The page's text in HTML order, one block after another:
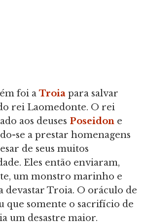
foi a Troia para salvar
rei Laomedonte. O rei
aos deuses Poseidon e
se a prestar homenagens
de seus muitos
Eles então enviaram,
um monstro marinho e
devastar Troia. O oráculo de
que somente o sacrifício de
um desastre maior.